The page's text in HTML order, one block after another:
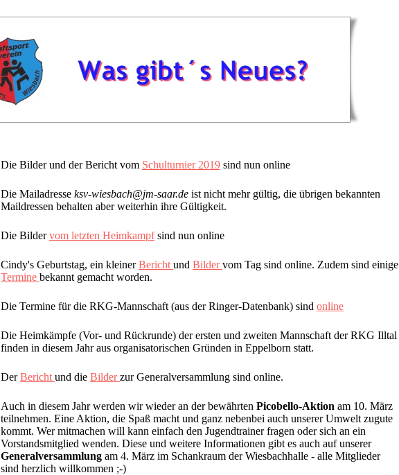
Die Bilder und der Bericht vom Schulturnier 2019 sind nun online
Die Mailadresse ksv-wiesbach@jm-saar.de ist nicht mehr gültig, die übrigen bekannten
Maildressen behalten aber weiterhin ihre Gültigkeit.
Die Bildervom letzten Heimkampfsind nun online
Cindy's Geburtstag, ein kleinerBericht und Bildervom Tag sind online. Zudem sind einige
Termine bekannt gemacht worden.
Die Termine für die RKG-Mannschaft (aus der Ringer-Datenbank) sind online
Die Heimkämpfe (Vor- und Rückrunde) der ersten und zweiten Mannschaft der RKG Illtal
finden in diesem Jahr aus organisatorischen Gründen in Eppelborn statt.
DerBericht und die Bilderzur Generalversammlung sind online.
Auch in diesem Jahr werden wir wieder an der bewährten Picobello-Aktion am 10. März
teilnehmen. Eine Aktion, die Spaß macht und ganz nebenbei auch unserer Umwelt zugute
kommt. Wer mitmachen will kann einfach den Jugendtrainer fragen oder sich an ein
Vorstandsmitglied wenden. Diese und weitere Informationen gibt es auch auf unserer
Generalversammlung am 4. März im Schankraum der Wiesbachhalle - alle Mitglieder
sind herzlich willkommen ;-)